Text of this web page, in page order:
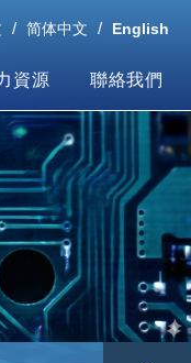
简体中文 English
資源 聯絡我們